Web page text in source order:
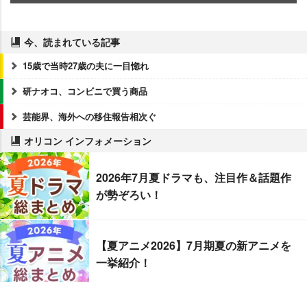
今、読まれている記事
15歳で当時27歳の夫に一目惚れ
研ナオコ、コンビニで買う商品
芸能界、海外への移住報告相次ぐ
オリコン インフォメーション
2026年7月夏ドラマも、注目作＆話題作
が勢ぞろい！
【夏アニメ2026】7月期夏の新アニメを
一挙紹介！